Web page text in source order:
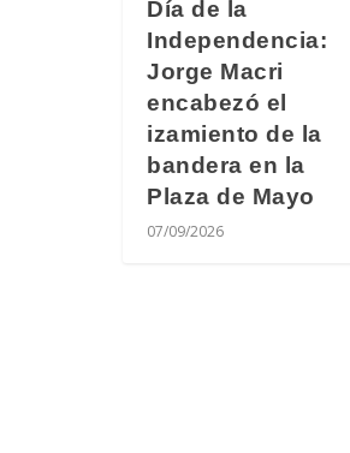
Día de la
Independencia:
Jorge Macri
encabezó el
izamiento de la
bandera en la
Plaza de Mayo
07/09/2026